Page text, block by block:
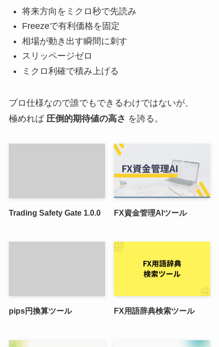
将来方向をミクロ秒で先読み
Freezeで有利価格を固定
相場が動き出す瞬間に刺す
スリッページゼロ
ミクロ利確で積み上げる
プロ仕様なので誰でもできるわけではないが、
極めれば 圧倒的期待値の高さ を誇る。
Trading Safety Gate 1.0.0 FX資金管理AIツール
pips円換算ツール FX用語辞典検索ツール